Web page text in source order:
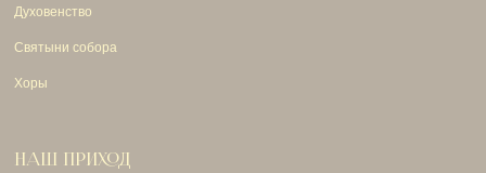
Духовенство
Святыни собора
Хоры
НАШ ПРИХОД